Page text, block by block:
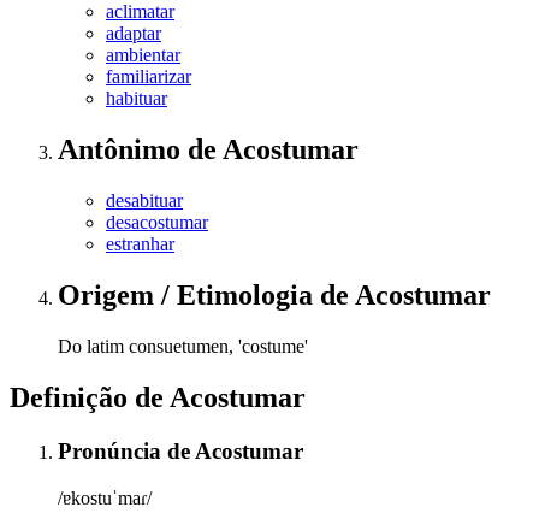
aclimatar
adaptar
ambientar
familiarizar
habituar
Antônimo de Acostumar
desabituar
desacostumar
estranhar
Origem / Etimologia de Acostumar
Do latim consuetumen, 'costume'
Definição de Acostumar
Pronúncia de Acostumar
/ɐkostuˈmaɾ/